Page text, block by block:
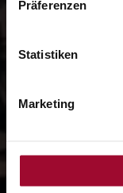
Präferenzen
Statistiken
Marketing